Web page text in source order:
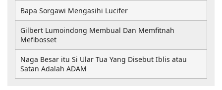
Bapa Sorgawi Mengasihi Lucifer
Gilbert Lumoindong Membual Dan Memfitnah
Mefibosset
Naga Besar itu Si Ular Tua Yang Disebut Iblis atau
Satan Adalah ADAM